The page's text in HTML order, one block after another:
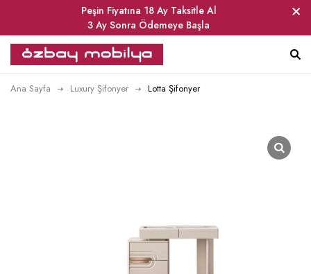
Peşin Fiyatına 18 Ay Taksitle Al
3 Ay Sonra Ödemeye Başla
Ana Sayfa Luxury Şifonyer Lotta Şifonyer